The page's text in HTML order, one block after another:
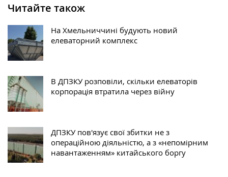
Читайте також
На Хмельниччині будують новий
елеваторний комплекс
В ДПЗКУ розповіли, скільки елеваторів
корпорація втратила через війну
ДПЗКУ пов'язує свої збитки не з
операційною діяльністю, а з «непомірним
навантаженням» китайського боргу